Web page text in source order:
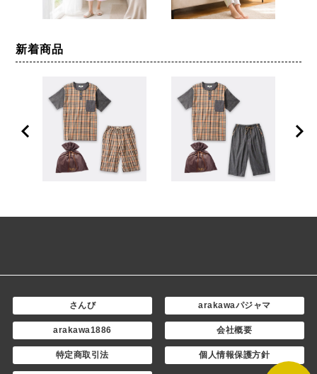
新着商品
さんび arakawaパジャマ
arakawa1886 会社概要
特定商取引法 個人情報保護方針